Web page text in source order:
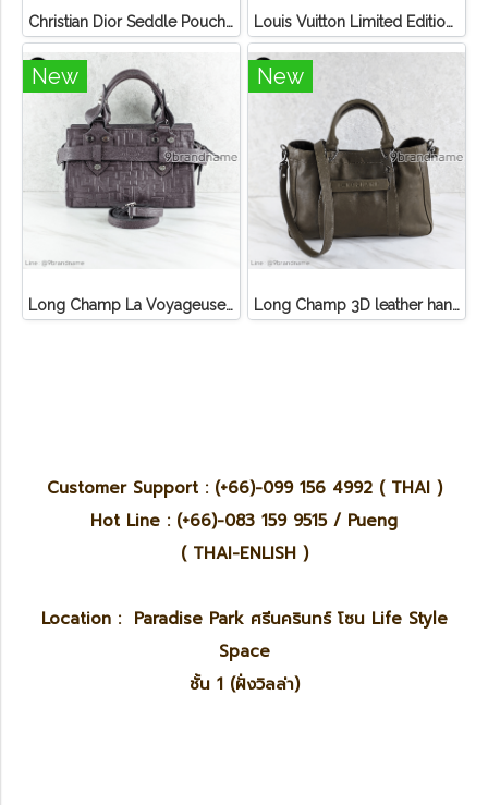
Christian Dior Seddle Pouch Accessory Hand Bag Louis Vuitton Limited Edition Monogram Canvas Sofia Coppola SC Bag
New
Long Champ La Voyageuse Bag Leather
New
Long Champ 3D leather handbag
Customer Support : (+66)-099 156 4992 ( THAI )
Hot Line : (+66)-083 159 9515 / Pueng
( THAI-ENLISH )
Location : Paradise Park ศรีนครินทร์ โซน Life Style
Space
ชั้น 1 (ฝั่งวิลล่า)